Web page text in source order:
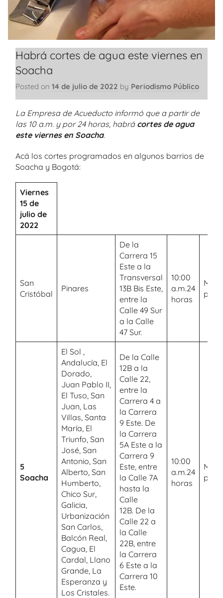
Habrá cortes de agua este viernes en
Soacha
Posted on 14 de julio de 2022 by Periodismo Público
La Empresa de Acueducto informó que a partir de
las 10 a.m. y por 24 horas, habrá cortes de agua
este viernes en Soacha.
Acá los cortes programados en algunos barrios de
Soacha y Bogotá:
Viernes
15 de
julio de
2022
San
Cristóbal
Pinares
De la
Carrera 15
Este a la
Transversal
13B Bis Este,
entre la
Calle 49 Sur
a la Calle
47 Sur.
10:00
a.m.24
horas
5
Soacha
El Sol ,
Andalucía, El
Dorado,
Juan Pablo II,
El Tuso, San
Juan, Las
Villas, Santa
María, El
Triunfo, San
José, San
Antonio, San
Alberto, San
Humberto,
Chico Sur,
Galicia,
Urbanización
San Carlos,
Balcón Real,
Cagua, El
Cardal, Llano
Grande, La
Esperanza y
Los Cristales.
De la Calle
12B a la
Calle 22,
entre la
Carrera 4 a
la Carrera
9 Este. De
la Carrera
5A Este a la
Carrera 9
Este, entre
la Calle 7A
hasta la
Calle
12B. De la
Calle 22 a
la Calle
22B, entre
la Carrera
6 Este a la
Carrera 10
Este.
10:00
a.m.24
horas